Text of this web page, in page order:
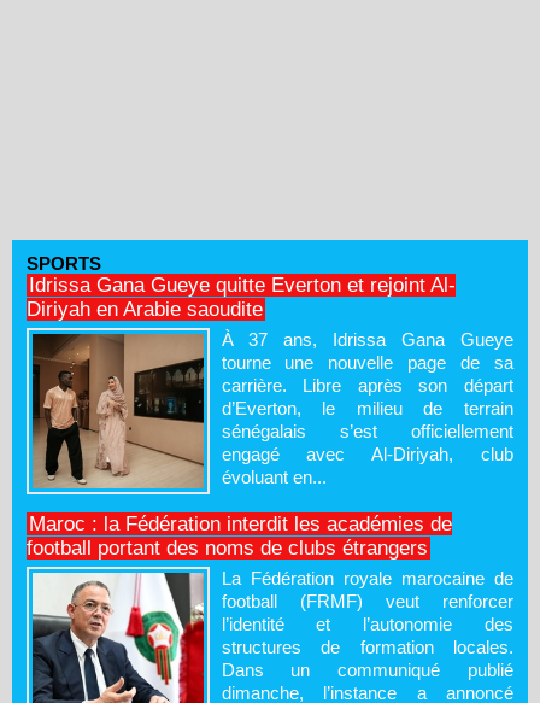
SPORTS
Idrissa Gana Gueye quitte Everton et rejoint Al-
Diriyah en Arabie saoudite
À 37 ans, Idrissa Gana Gueye
tourne une nouvelle page de sa
carrière. Libre après son départ
d’Everton, le milieu de terrain
sénégalais s’est officiellement
engagé avec Al-Diriyah, club
évoluant en...
Maroc : la Fédération interdit les académies de
football portant des noms de clubs étrangers
La Fédération royale marocaine de
football (FRMF) veut renforcer
l’identité et l’autonomie des
structures de formation locales.
Dans un communiqué publié
dimanche, l’instance a annoncé